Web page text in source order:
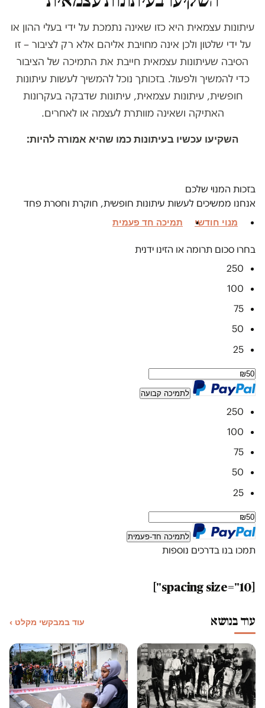
עיתונות עצמאית היא כזו שאינה נתמכת על ידי בעלי ההון או
על ידי שלטון ולכן אינה מחויבת אליהם אלא רק לציבור – זו
הסיבה שעיתונות עצמאית חייבת את התמיכה של הציבור
כדי להמשיך ולפעול. בזכותך נוכל להמשיך לעשות עיתונות
חופשית, עיתונות עצמאית, עיתונות שדבקה בעקרונות
האתיקה ושאינה מוותרת לעצמה או לאחרים.
השקיעו עכשיו בעיתונות כמו שהיא אמורה להיות:
בזכות המנוי שלכם
אנחנו ממשיכים לעשות עיתונות חופשית, חוקרת וחסרת פחד
מנוי חודשי
תמיכה חד פעמית
בחרו סכום תרומה או הזינו ידנית
250
100
75
50
25
לתמיכה קבועה
250
100
75
50
25
לתמיכה חד-פעמית
תמכו בנו בדרכים נוספות
[spacing size="10"]
עוד בנושא עוד במבקשי מקלט ›